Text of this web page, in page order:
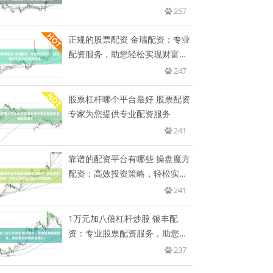
257
正规的股票配资 金瑞配资：专业
配资服务，助您轻松实现财富增
247
股票杠杆哪个平台最好 股票配资
专家为您提供专业配资服务
241
靠谱的配资平台有哪些 操盘魔方
配资：高效投资策略，轻松实现
241
1万元加八倍杠杆炒股 银丰配
资：专业股票配资服务，助您轻
237